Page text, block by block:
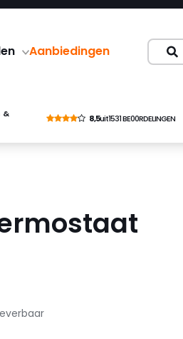
Aanbiedingen
&
8,5uit1531 BE00RDELINGEN